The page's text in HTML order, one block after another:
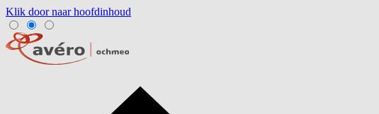
Klik door naar hoofdinhoud